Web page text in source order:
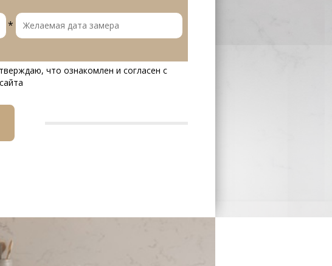
*
что ознакомлен и согласен с